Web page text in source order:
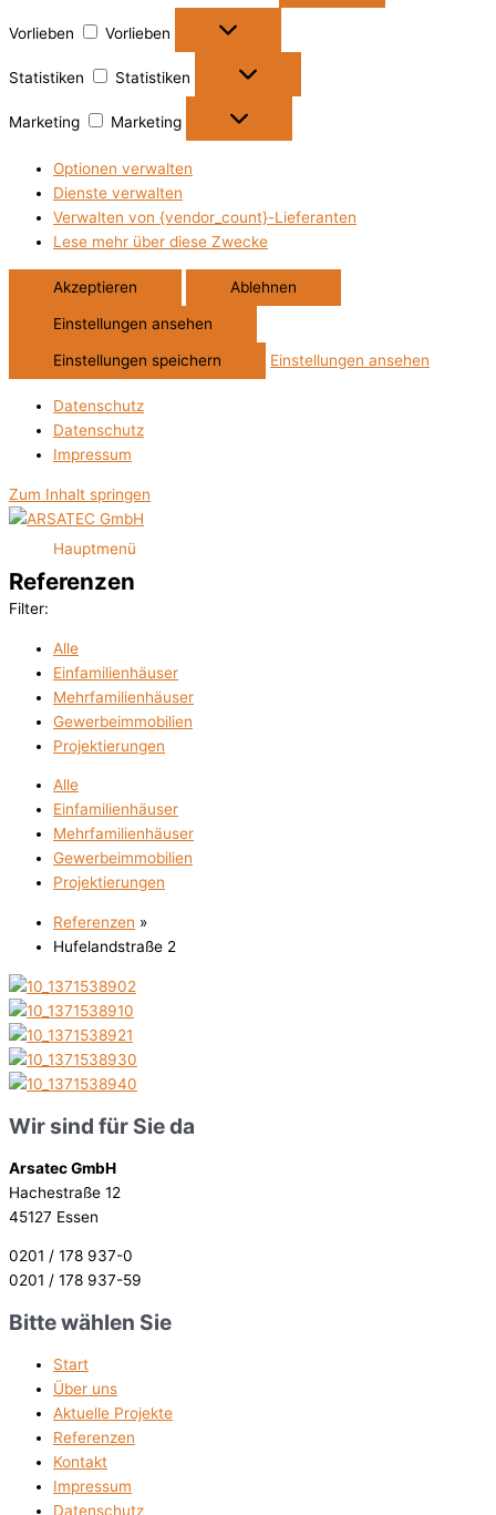
Vorlieben Vorlieben
Statistiken Statistiken
Marketing Marketing
Optionen verwalten
Dienste verwalten
Verwalten von {vendor_count}-Lieferanten
Lese mehr über diese Zwecke
Akzeptieren Ablehnen
Einstellungen ansehen
Einstellungen speichern Einstellungen ansehen
Datenschutz
Datenschutz
Impressum
Zum Inhalt springen
Hauptmenü
Referenzen
Filter:
Alle
Einfamilienhäuser
Mehrfamilienhäuser
Gewerbeimmobilien
Projektierungen
Alle
Einfamilienhäuser
Mehrfamilienhäuser
Gewerbeimmobilien
Projektierungen
Referenzen »
Hufelandstraße 2
Wir sind für Sie da
Arsatec GmbH
Hachestraße 12
45127 Essen
0201 / 178 937-0
0201 / 178 937-59
Bitte wählen Sie
Start
Über uns
Aktuelle Projekte
Referenzen
Kontakt
Impressum
Datenschutz